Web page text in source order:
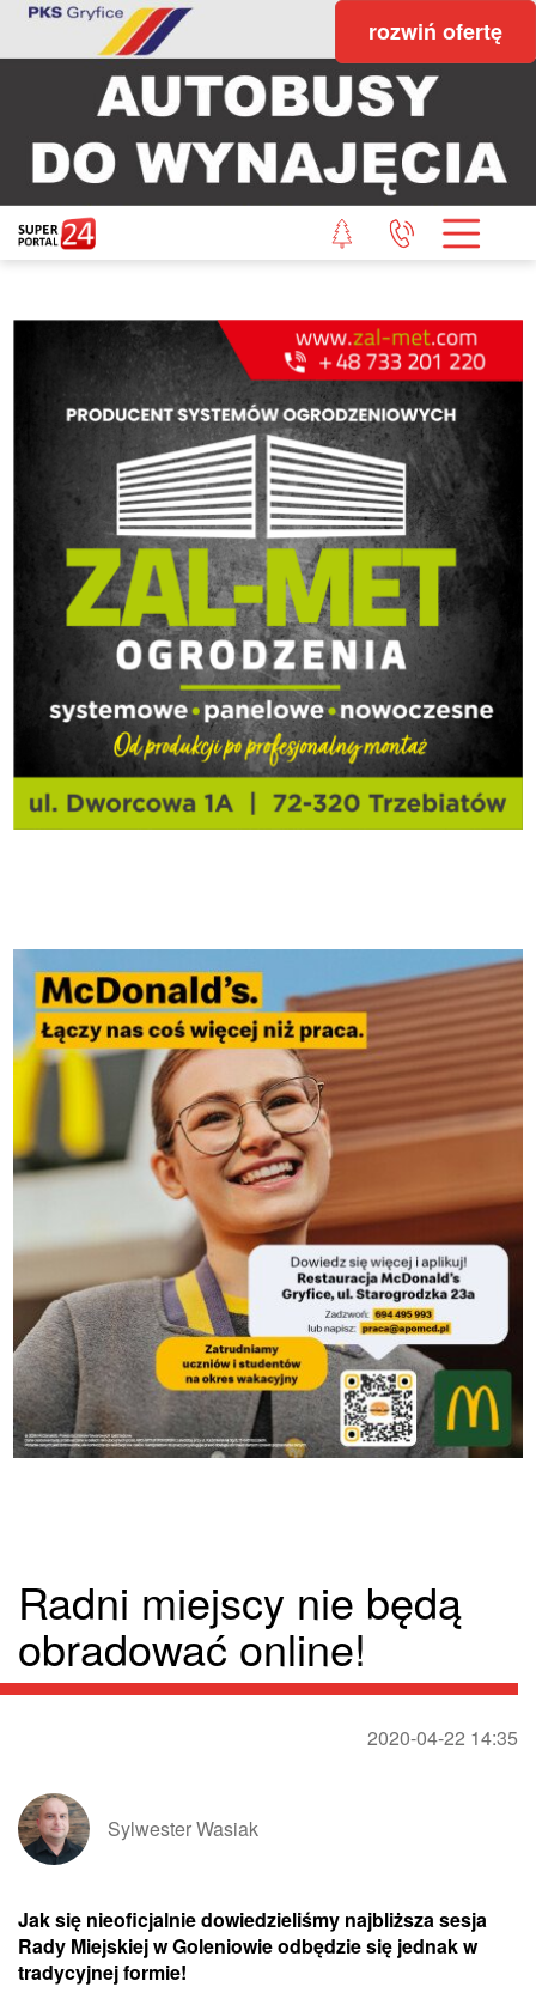
rozwiń ofertę
Radni miejscy nie będą
obradować online!
2020-04-22 14:35
Sylwester Wasiak
Jak się nieoficjalnie dowiedzieliśmy najbliższa sesja
Rady Miejskiej w Goleniowie odbędzie się jednak w
tradycyjnej formie!